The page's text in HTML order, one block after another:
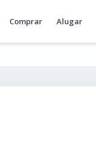
Comprar Alugar